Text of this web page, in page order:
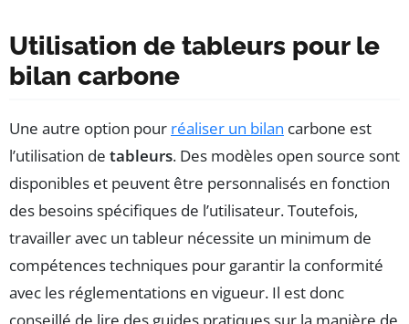
Utilisation de tableurs pour le
bilan carbone
Une autre option pour réaliser un bilan carbone est
l’utilisation de tableurs. Des modèles open source sont
disponibles et peuvent être personnalisés en fonction
des besoins spécifiques de l’utilisateur. Toutefois,
travailler avec un tableur nécessite un minimum de
compétences techniques pour garantir la conformité
avec les réglementations en vigueur. Il est donc